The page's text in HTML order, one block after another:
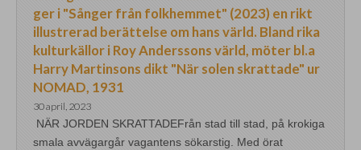
ger i "Sånger från folkhemmet" (2023) en rikt
illustrerad berättelse om hans värld. Bland rika
kulturkällor i Roy Anderssons värld, möter bl.a
Harry Martinsons dikt "När solen skrattade" ur
NOMAD, 1931
30 april, 2023
NÄR JORDEN SKRATTADEFrån stad till stad, på krokiga
smala avvägargår vagantens sökarstig. Med örat